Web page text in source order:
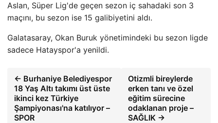
Aslan, Süper Lig'de geçen sezon iç sahadaki son 3
maçını, bu sezon ise 15 galibiyetini aldı.
Galatasaray, Okan Buruk yönetimindeki bu sezon ligde
sadece Hatayspor'a yenildi.
← Burhaniye Belediyespor
18 Yaş Altı takımı üst üste
ikinci kez Türkiye
Şampiyonası'na katılıyor –
SPOR
Otizmli bireylerde
erken tanı ve özel
eğitim sürecine
odaklanan proje –
SAĞLIK →